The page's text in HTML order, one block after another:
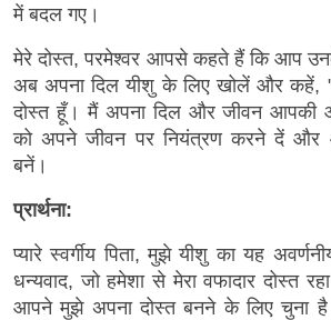
में बदल गए।
मेरे दोस्त, परमेश्वर आपसे कहते हैं कि आप
अब अपना दिल यीशु के लिए खोलें और कहें,
दोस्त हूँ। मैं अपना दिल और जीवन आपकी
को अपने जीवन पर नियंत्रण करने दें और
बनें।
प्रार्थना:
प्यारे स्वर्गीय पिता, मुझे यीशु का यह
धन्यवाद, जो हमेशा से मेरा वफादार दोस्त
आपने मुझे अपना दोस्त बनने के लिए चुना